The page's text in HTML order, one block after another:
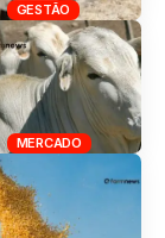
GESTÃO
MERCADO